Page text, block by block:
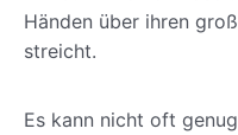
Es kann nicht oft